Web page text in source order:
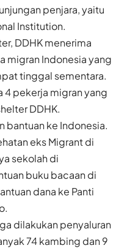
penjara, yaitu
Institution.
DDHK menerima
migran Indonesia yang
tinggal sementara.
4 pekerja migran yang
DDHK.
bantuan ke Indonesia.
eks Migrant di
sekolah di
buku bacaan di
dana ke Panti
dilakukan penyaluran
74 kambing dan 9